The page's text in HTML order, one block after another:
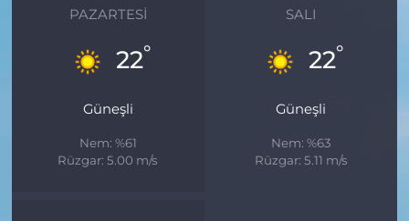
PAZARTESI
22°
Güneşli
Nem: %61
Rüzgar: 5.00 m/s
SALI
22°
Güneşli
Nem: %63
Rüzgar: 5.11 m/s